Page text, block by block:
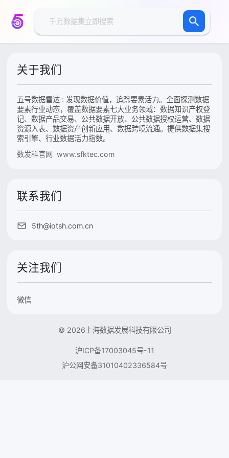
关于我们
五号数据雷达 : 发现数据价值，追踪要素活力。全面探测数据
要素行业动态，覆盖数据要素七大业务领域：数据知识产权登
记、数据产品交易、公共数据开放、公共数据授权运营、数据
资源入表、数据资产创新应用、数据跨境流通。提供数据集搜
索引擎、行业数据活力指数。
数发科官网 www.sfktec.com
联系我们
5th@iotsh.com.cn
关注我们
微信
© 2026上海数据发展科技有限公司
沪ICP备17003045号-11
沪公网安备31010402336584号